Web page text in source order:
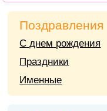
Поздравления
С днем рождения
Праздники
Именные